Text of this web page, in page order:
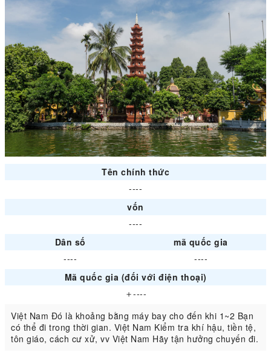
Tên chính thức
----
vốn
----
Dân số
mã quốc gia
----
----
Mã quốc gia (đối với điện thoại)
＋----
Việt Nam Đó là khoảng bằng máy bay cho đến khi 1~2 Bạn
có thể đi trong thời gian. Việt Nam Kiểm tra khí hậu, tiền tệ,
tôn giáo, cách cư xử, vv Việt Nam Hãy tận hưởng chuyến đi.